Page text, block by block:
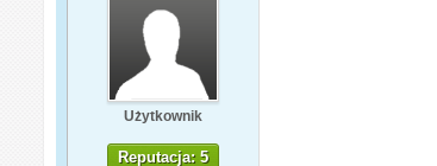
Użytkownik
Reputacja: 5